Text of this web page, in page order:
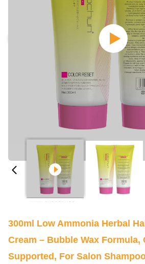
300ml Low Ammonia Herbal
Cream – Bubble Wax Formula,
Supported, For Salon